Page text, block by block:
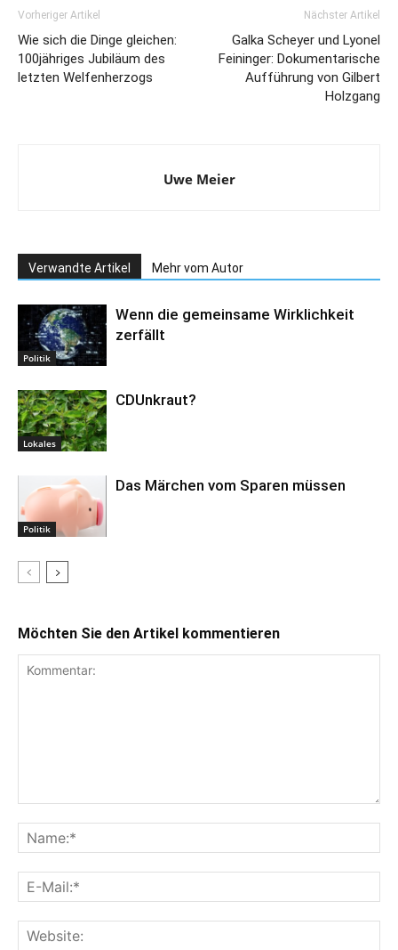
Vorheriger Artikel
Wie sich die Dinge gleichen:
100jähriges Jubiläum des
letzten Welfenherzogs
Nächster Artikel
Galka Scheyer und Lyonel
Feininger: Dokumentarische
Aufführung von Gilbert
Holzgang
Uwe Meier
Verwandte Artikel Mehr vom Autor
Politik
Wenn die gemeinsame Wirklichkeit
zerfällt
Lokales
CDUnkraut?
Politik
Das Märchen vom Sparen müssen
Möchten Sie den Artikel kommentieren